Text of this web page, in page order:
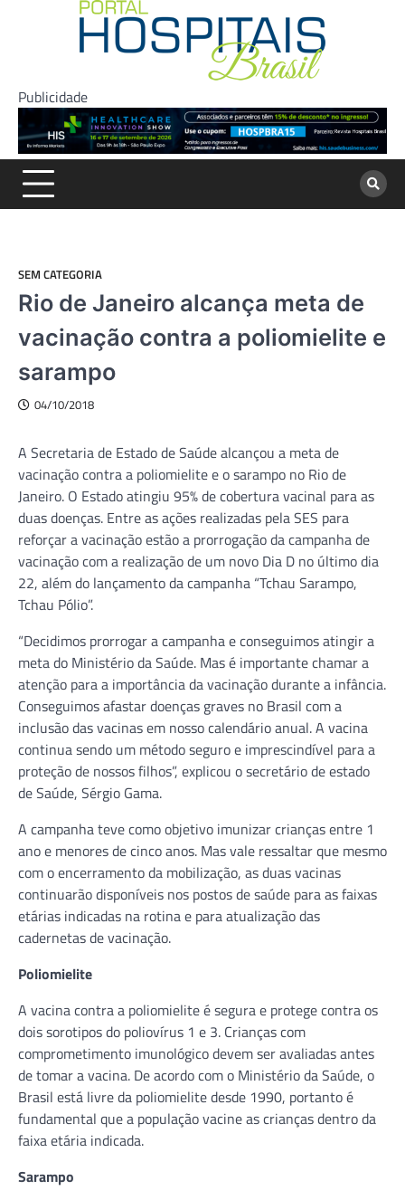
Publicidade
SEM CATEGORIA
Rio de Janeiro alcança meta de
vacinação contra a poliomielite e
sarampo
04/10/2018
A Secretaria de Estado de Saúde alcançou a meta de
vacinação contra a poliomielite e o sarampo no Rio de
Janeiro. O Estado atingiu 95% de cobertura vacinal para as
duas doenças. Entre as ações realizadas pela SES para
reforçar a vacinação estão a prorrogação da campanha de
vacinação com a realização de um novo Dia D no último dia
22, além do lançamento da campanha “Tchau Sarampo,
Tchau Pólio”.
“Decidimos prorrogar a campanha e conseguimos atingir a
meta do Ministério da Saúde. Mas é importante chamar a
atenção para a importância da vacinação durante a infância.
Conseguimos afastar doenças graves no Brasil com a
inclusão das vacinas em nosso calendário anual. A vacina
continua sendo um método seguro e imprescindível para a
proteção de nossos filhos”, explicou o secretário de estado
de Saúde, Sérgio Gama.
A campanha teve como objetivo imunizar crianças entre 1
ano e menores de cinco anos. Mas vale ressaltar que mesmo
com o encerramento da mobilização, as duas vacinas
continuarão disponíveis nos postos de saúde para as faixas
etárias indicadas na rotina e para atualização das
cadernetas de vacinação.
Poliomielite
A vacina contra a poliomielite é segura e protege contra os
dois sorotipos do poliovírus 1 e 3. Crianças com
comprometimento imunológico devem ser avaliadas antes
de tomar a vacina. De acordo com o Ministério da Saúde, o
Brasil está livre da poliomielite desde 1990, portanto é
fundamental que a população vacine as crianças dentro da
faixa etária indicada.
Sarampo